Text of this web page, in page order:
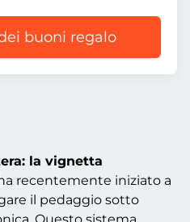
buoni regalo
la vignetta
recentemente iniziato a
il pedaggio sotto